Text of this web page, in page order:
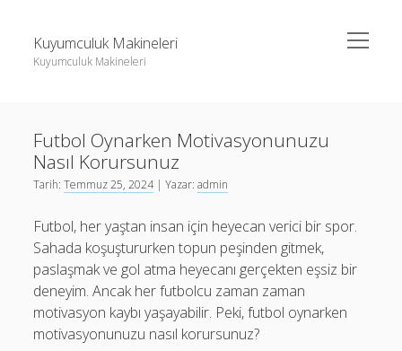
Kuyumculuk Makineleri
Kuyumculuk Makineleri
menüyü
aç
Liste
Sayfa Listesi
Twitter Gizli Sikiş
Bedava Instagram Takipçi Yükseltme
Sayfa Listesi
Shorts Beğeni Gönderme Hilesi Ücretsiz
Twitter Gizli Sikiş
Futbol Oynarken Motivasyonunuzu
Nasıl Korursunuz
Tarih:Temmuz 25, 2024| Yazar:admin
Futbol, her yaştan insan için heyecan verici bir spor.
Sahada koşuştururken topun peşinden gitmek,
paslaşmak ve gol atma heyecanı gerçekten eşsiz bir
deneyim. Ancak her futbolcu zaman zaman
motivasyon kaybı yaşayabilir. Peki, futbol oynarken
motivasyonunuzu nasıl korursunuz?